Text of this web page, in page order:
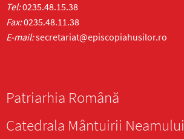
Tel:0235.48.15.38
Fax:0235.48.11.38
E-mail:secretariat@episcopiahusilor.ro
Patriarhia Română
Catedrala Mântuirii Neamului